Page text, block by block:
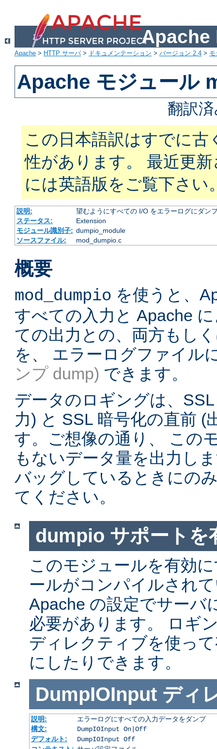
Apache
Apache > HTTP サーバ> ドキュメンテーション > バージョン 2.4 >
Apache モジュール
翻訳
この日本語訳はすでに古
性があります。 最近更
には英語版をご覧下さい
説明:
望むようにすべての I/O をエラーログにダン
ステータス:
Extension
モジュール識別子: dumpio_module
ソースファイル:
mod_dumpio.c
概要
mod_dumpio を使うと、
すべての入力と Apache
ての出力との、両方もし
を、 エラーログファイル
ンプ dump) できます。
データのロギングは、
力) と SSL 暗号化の直前 (
す。ご想像の通り、 この
もないデータ量を出力し
バッグしているときにの
てください。
dumpio サポートを
このモジュールを有効
ールがコンパイルされ
Apache の設定でサーバ
必要があります。 ロギ
ディレクティブを使っ
にしたりできます。
DumpIOInput ディ
説明:
エラーログにすべての入力データをダンプ
構文:
DumpIOInput On|Off
デフォルト:
DumpIOInput Off